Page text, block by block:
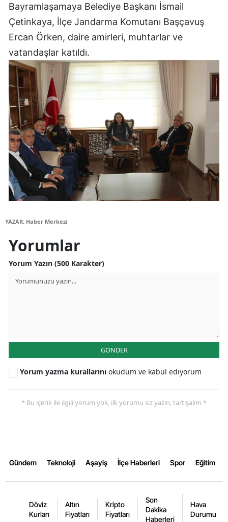
Ordu
Rize
Sakarya
Samsun
Siirt
Sinop
Sivas
Tekirdağ
Bayburt
Şırnak
Bartın
Ardahan
Bayramlaşamaya Belediye Başkanı İsmail
Çetinkaya, İlçe Jandarma Komutanı Başçavuş
Ercan Örken, daire amirleri, muhtarlar ve
vatandaşlar katıldı.
YAZAR: Haber Merkezi
Yorumlar
Yorum Yazın (500 Karakter)
GÖNDER
Yorum yazma kurallarını okudum ve kabul ediyorum
* Bu içerik ile ilgili yorum yok, ilk yorumu siz yazın, tartışalım *
Gündem Teknoloji Aşayiş İlçe Haberleri Spor Eğitim
Döviz
Kurları
Altın
Fiyatları
Kripto
Fiyatları
Son
Dakika
Haberleri
Hava
Durumu